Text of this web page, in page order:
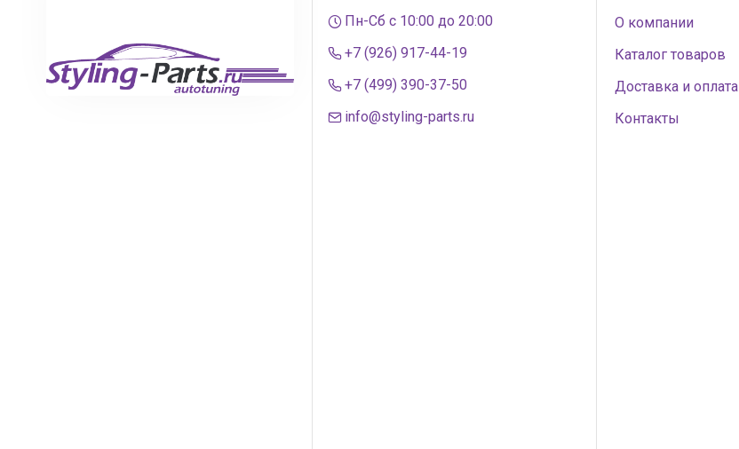
Пн-Сб с 10:00 до 20:00
+7 (926) 917-44-19
+7 (499) 390-37-50
info@styling-parts.ru
О компании
Каталог товаров
Доставка и оплата
Контакты